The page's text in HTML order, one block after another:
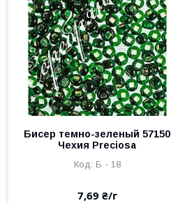
Бисер темно-зеленый 57150
Чехия Preciosa
Б - 18
7,69 ₴/г